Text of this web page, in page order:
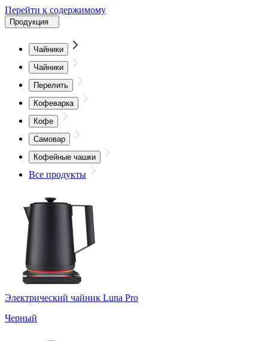
Перейти к содержимому
Продукция
Чайники
Чайники
Перелить
Кофеварка
Кофе
Самовар
Кофейные чашки
Все продукты
Электрический чайник Luna Pro
Черный